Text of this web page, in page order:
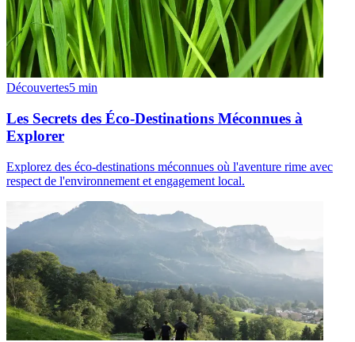
Découvertes5 min
Les Secrets des Éco-Destinations Méconnues à
Explorer
Explorez des éco-destinations méconnues où l'aventure rime avec
respect de l'environnement et engagement local.